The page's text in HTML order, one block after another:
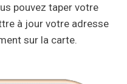
pouvez taper votre
à jour votre adresse
sur la carte.